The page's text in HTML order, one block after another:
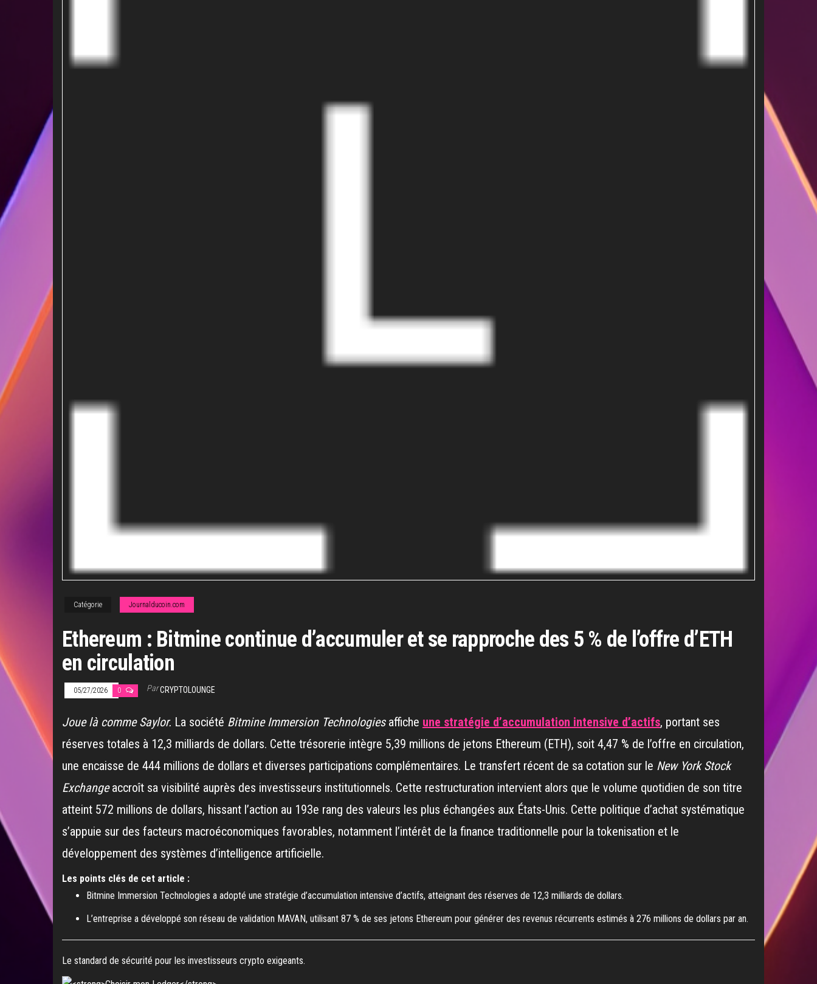
Catégorie Journalducoin.com
Ethereum : Bitmine continue d’accumuler et se rapproche des 5 % de l’offre d’ETH
en circulation
05/27/2026 0 ParCRYPTOLOUNGE
Joue là comme Saylor. La société Bitmine Immersion Technologiesaffiche une stratégie d’accumulation intensive d’actifs, portant ses
réserves totales à 12,3 milliards de dollars. Cette trésorerie intègre 5,39 millions de jetons Ethereum (ETH), soit 4,47 % de l’offre en circulation,
une encaisse de 444 millions de dollars et diverses participations complémentaires. Le transfert récent de sa cotation sur le New York Stock
Exchangeaccroît sa visibilité auprès des investisseurs institutionnels. Cette restructuration intervient alors que le volume quotidien de son titre
atteint 572 millions de dollars, hissant l’action au 193e rang des valeurs les plus échangées aux États-Unis. Cette politique d’achat systématique
s’appuie sur des facteurs macroéconomiques favorables, notamment l’intérêt de la finance traditionnelle pour la tokenisation et le
développement des systèmes d’intelligence artificielle.
Les points clés de cet article :
Bitmine Immersion Technologies a adopté une stratégie d’accumulation intensive d’actifs, atteignant des réserves de 12,3 milliards de dollars.
L’entreprise a développé son réseau de validation MAVAN, utilisant 87 % de ses jetons Ethereum pour générer des revenus récurrents estimés à 276 millions de dollars par an.
Le standard de sécurité pour les investisseurs crypto exigeants.